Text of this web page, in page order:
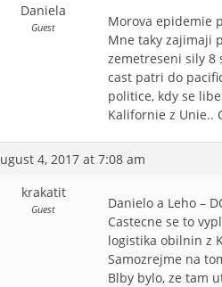
Daniela
Guest
Morova epidemie
Mne taky zajimaji
zemetreseni sily 8
cast patri do
politice, kdy se
Kalifornie z Unie..
4, 2017 at 7:08 am
krakatit
Guest
Danielo a Leho –
Castecne se to
logistika obilnin z
Samozrejme na
Blby bylo, ze tam